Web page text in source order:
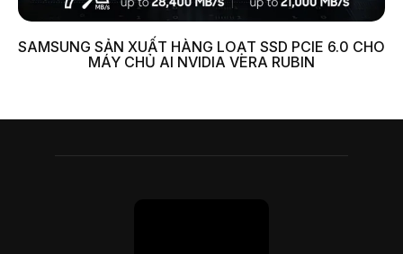
SAMSUNG SẢN XUẤT HÀNG LOẠT SSD PCIE 6.0 CHO
MÁY CHỦ AI NVIDIA VERA RUBIN